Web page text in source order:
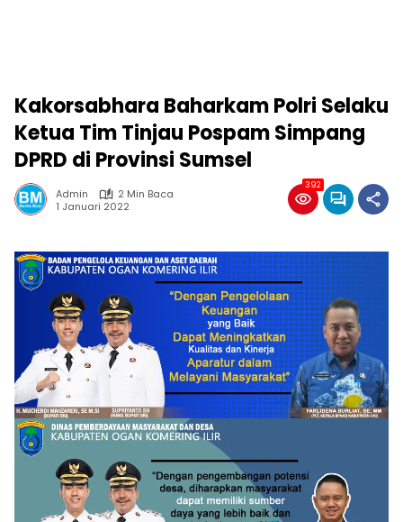
Kakorsabhara Baharkam Polri Selaku
Ketua Tim Tinjau Pospam Simpang
DPRD di Provinsi Sumsel
Admin
2 Min Baca
1 Januari 2022
392